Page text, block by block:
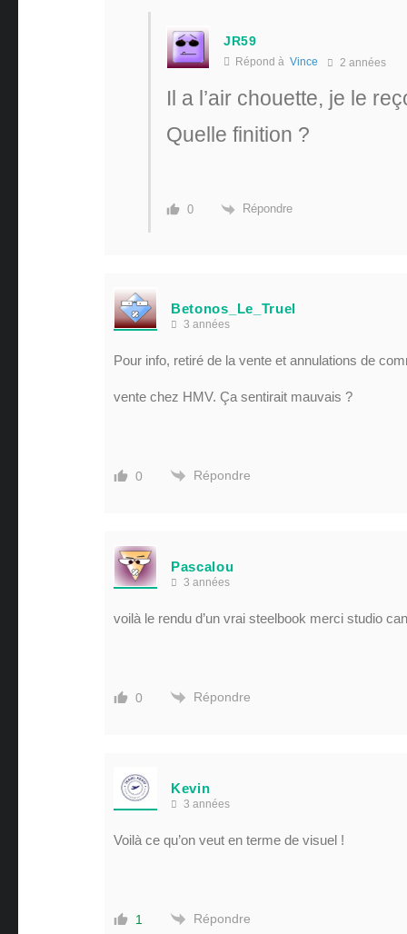
JR59
Répond à Vince 2 années
Il a l’air chouette, je le
Quelle finition ?
0 Répondre
Betonos_Le_Truel
3 années
Pour info, retiré de la vente et annulations de
vente chez HMV. Ça sentirait mauvais ?
0 Répondre
Pascalou
3 années
voilà le rendu d’un vrai steelbook merci studio
0 Répondre
Kevin
3 années
Voilà ce qu’on veut en terme de visuel !
1 Répondre